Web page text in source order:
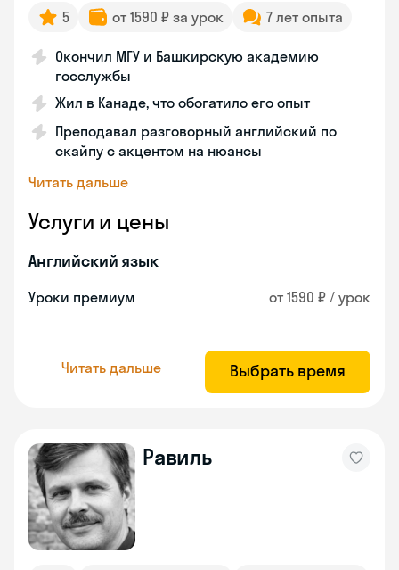
5 от 1590 ₽ за урок 7 лет опыта
Окончил МГУ и Башкирскую академию
госслужбы
Жил в Канаде, что обогатило его опыт
Преподавал разговорный английский по
скайпу с акцентом на нюансы
Читать дальше
Услуги и цены
Английский язык
Уроки премиум от 1590 ₽ / урок
Читать дальше Выбрать время
Равиль